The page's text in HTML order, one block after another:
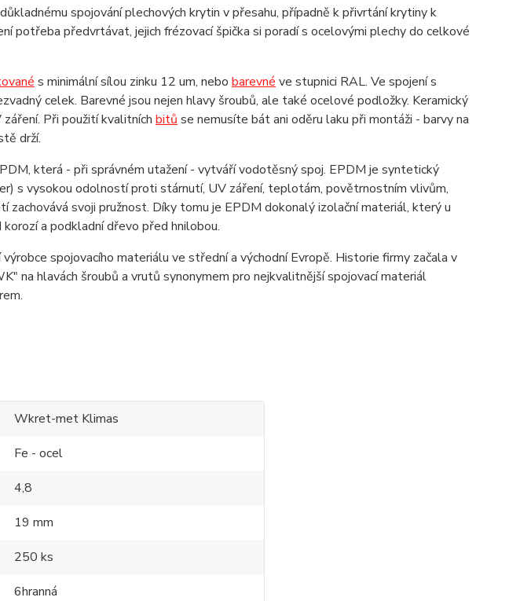
spojování plechových krytin v přesahu, případně k přivrtání krytiny k
potřeba předvrtávat, jejich frézovací špička si poradí s ocelovými plechy do celkové
s minimální sílou zinku 12 um, nebo barevné ve stupnici RAL. Ve spojení s
celek. Barevné jsou nejen hlavy šroubů, ale také ocelové podložky. Keramický
Při použití kvalitních bitů se nemusíte bát ani oděru laku při montáži - barvy na
drží.
která - při správném utažení - vytváří vodotěsný spoj. EPDM je syntetický
s vysokou odolností proti stárnutí, UV záření, teplotám, povětrnostním vlivům,
zachovává svoji pružnost. Díky tomu je EPDM dokonalý izolační materiál, který u
a podkladní dřevo před hnilobou.
spojovacího materiálu ve střední a východní Evropě. Historie firmy začala v
na hlavách šroubů a vrutů synonymem pro nejkvalitnější spojovací materiál
Wkret-met Klimas
Fe - ocel
4,8
19 mm
250 ks
6hranná